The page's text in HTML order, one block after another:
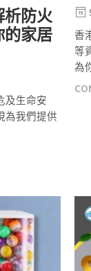
析防火
的家居
及生命安
為我們提供
香
等
為